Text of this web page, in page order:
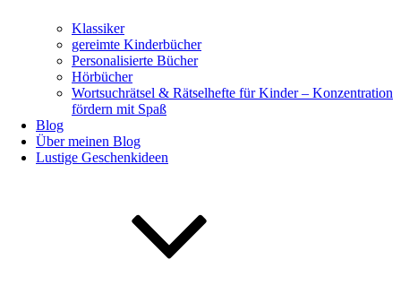
Klassiker
gereimte Kinderbücher
Personalisierte Bücher
Hörbücher
Wortsuchrätsel & Rätselhefte für Kinder – Konzentration
fördern mit Spaß
Blog
Über meinen Blog
Lustige Geschenkideen